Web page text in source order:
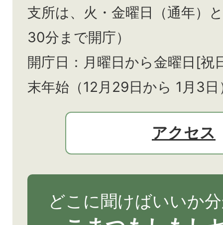
支所は、火・金曜日（通年）と
30分まで開庁）
開庁日：月曜日から金曜日[祝
末年始（12月29日から 1月3
アクセス
どこに聞けばいいか